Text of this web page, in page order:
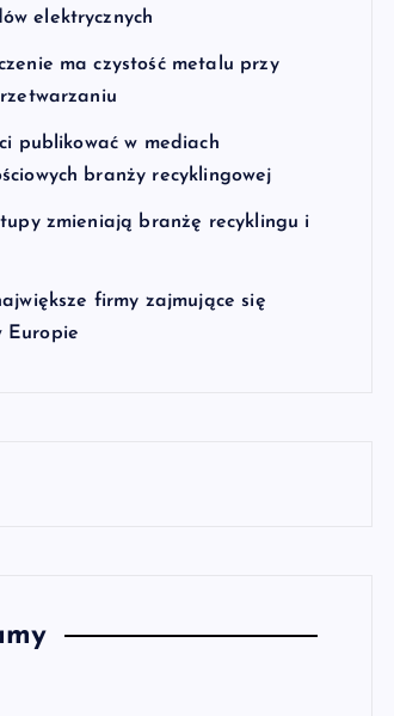
elektrycznych
ma czystość metalu przy
publikować w mediach
branży recyklingowej
zmieniają branżę recyklingu i
firmy zajmujące się
Europie